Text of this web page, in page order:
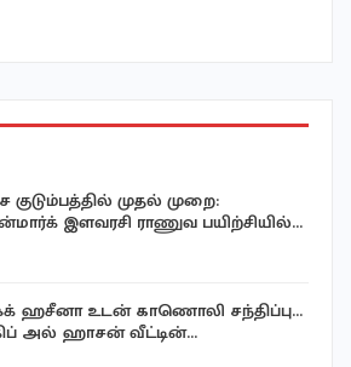
குடும்பத்தில் முதல் முறை:
இளவரசி ராணுவ பயிற்சியில்…
ஹசீனா உடன் காணொலி சந்திப்பு…
அல் ஹாசன் வீட்டின்…